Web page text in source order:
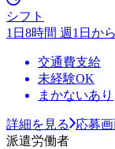
シフト
1日8時間 週1日か
交通費支給
未経験OK
まかないあり
詳細を見る
応募
派遣労働者